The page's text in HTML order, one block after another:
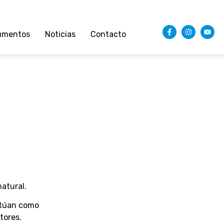
Noticias Contacto
como